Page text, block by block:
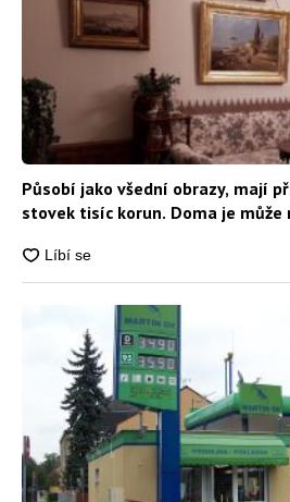
Působí jako všední obrazy, mají
stovek tisíc korun. Doma je